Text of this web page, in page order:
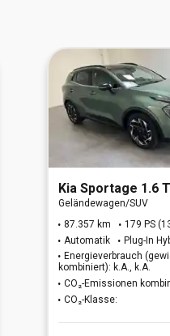
Kia Sportage 1.6 T-GDI Plug-in Hybrid
Geländewagen/SUV
87.357 km
179 PS
Automatik
Plug-In
Energieverbrauch
kombiniert): k.A., k.A.
CO₂-Emissionen
CO₂-Klasse: